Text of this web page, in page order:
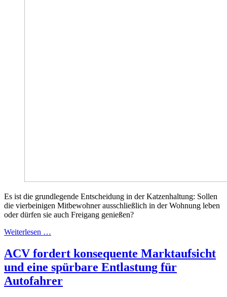
Es ist die grundlegende Entscheidung in der Katzenhaltung: Sollen
die vierbeinigen Mitbewohner ausschließlich in der Wohnung leben
oder dürfen sie auch Freigang genießen?
Weiterlesen …
ACV fordert konsequente Marktaufsicht
und eine spürbare Entlastung für
Autofahrer